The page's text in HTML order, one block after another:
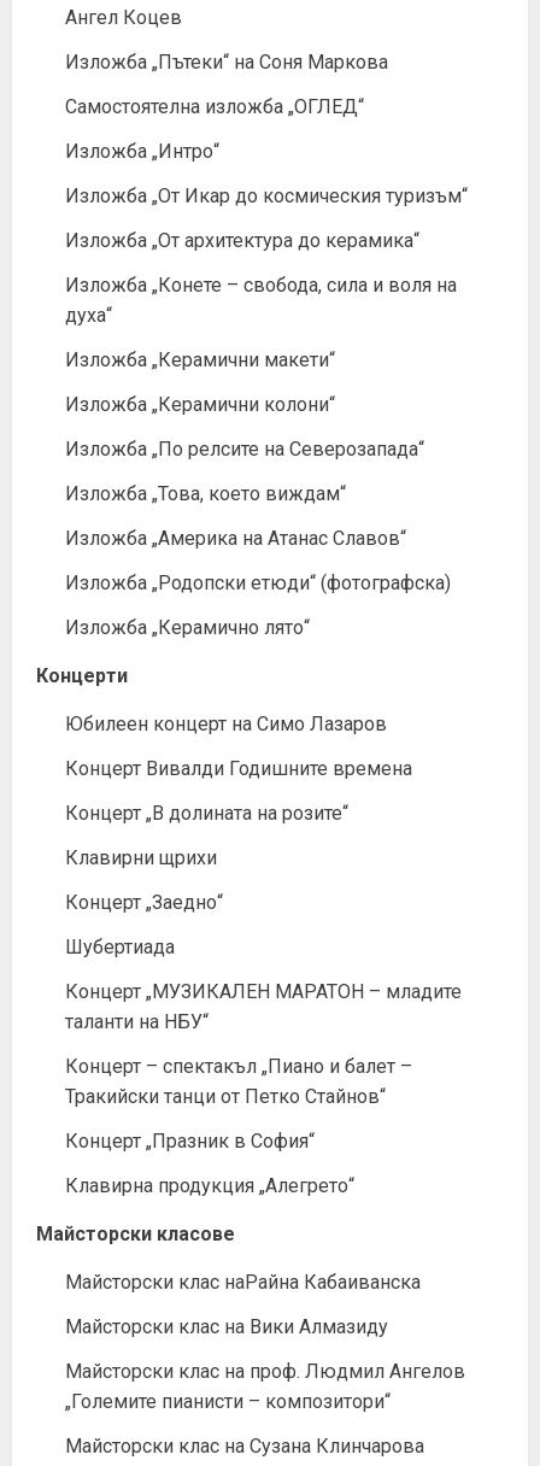
Ангел Коцев
Изложба „Пътеки“ на Соня Маркова
Самостоятелна изложба „ОГЛЕД“
Изложба „Интро“
Изложба „От Икар до космическия туризъм“
Изложба „От архитектура до керамика“
Изложба „Конете – свобода, сила и воля на
духа“
Изложба „Керамични макети“
Изложба „Керамични колони“
Изложба „По релсите на Северозапада“
Изложба „Това, което виждам“
Изложба „Америка на Атанас Славов“
Изложба „Родопски етюди“ (фотографска)
Изложба „Керамично лято“
Концерти
Юбилеен концерт на Симо Лазаров
Концерт Вивалди Годишните времена
Концерт „В долината на розите“
Клавирни щрихи
Концерт „Заедно“
Шубертиада
Концерт „МУЗИКАЛЕН МАРАТОН – младите
таланти на НБУ“
Концерт – спектакъл „Пиано и балет –
Тракийски танци от Петко Стайнов“
Концерт „Празник в София“
Клавирна продукция „Алегрето“
Майсторски класове
Майсторски клас наРайна Кабаиванска
Майсторски клас на Вики Алмазиду
Майсторски клас на проф. Людмил Ангелов
„Големите пианисти – композитори“
Майсторски клас на Сузана Клинчарова